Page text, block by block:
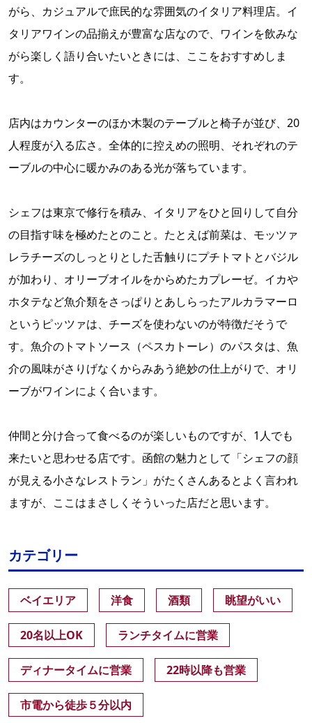
がら、カジュアルで庶民的な雰囲気のイタリア料理店。イ
タリアワインの品揃えが豊富な店なので、ワインを飲みな
がら楽しく語り合いたいときには、ここをおすすめしま
す。
店内はカウンターのほか木製のテーブルと椅子が並び、20
人程度が入る広さ。全体的に控えめの照明、それぞれのテ
ーブルの中心に暖かみのある光が落ちています。
シェフは東京で修行を積み、イタリアをひと回りして自分
の目指す味を極めたとのこと。たとえば前菜は、モッツァ
レラチーズのしっとりとした舌触りにプチトマトとバジル
が加わり、オリーブオイルをからめたカプレーゼ。イカや
ホタテなど魚介類をさっぱりとあしらったアルカラマーロ
というピッツァは、チーズを使わないのが特徴だそうで
す。魚介のトマトソース（ペスカトーレ）のパスタは、魚
介の風味がさりげなくからみあう絶妙の仕上がりで、オリ
ーブがワインによく合います。
仲間と分け合って食べるのが楽しいものですが、1人でも
来たいと思わせる店です。函館の魅力として「シェフの顔
が見える小さなレストラン」がたくさんあるとよく言われ
ますが、ここはまさしくそういった店だと思います。
カテゴリー
ベイエリア 洋食 酒類 眺望がいい
20名以上OK ランチタイムに営業
ディナータイムに営業 22時以降も営業
市電から徒歩５分以内